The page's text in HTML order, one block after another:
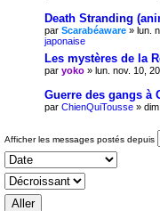
Death Stranding
par Scarabéaware » lun.
japonaise
Les mystères de la
par yoko » lun. nov. 10,
Guerre des gangs à
par ChienQuiTousse »
Afficher les messages postés depuis